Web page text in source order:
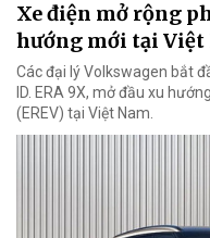
Xe điện mở rộng
hướng mới tại Việt
Các đại lý Volkswagen bắt
ID. ERA 9X, mở đầu xu
(EREV) tại Việt Nam.